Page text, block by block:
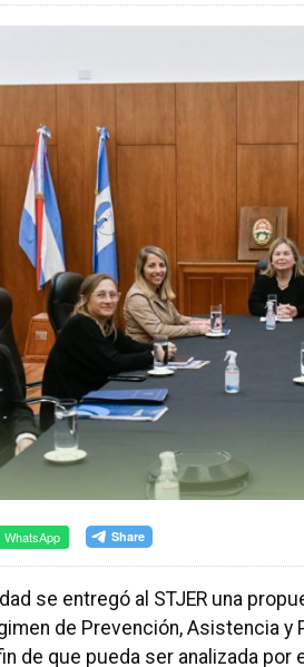
WhatsApp
se entregó al STJER una
de Prevención, Asistencia
de que pueda ser analizada